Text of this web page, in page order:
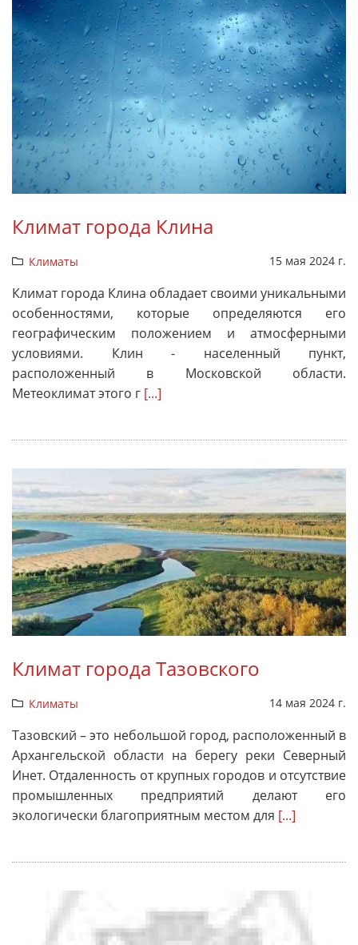
Климат города Клина
Климаты 15 мая 2024 г.
Климат города Клина обладает своими уникальными
особенностями, которые определяются его
географическим положением и атмосферными
условиями. Клин - населенный пункт,
расположенный в Московской области.
Метеоклимат этого г [...]
Климат города Тазовского
Климаты 14 мая 2024 г.
Тазовский – это небольшой город, расположенный в
Архангельской области на берегу реки Северный
Инет. Отдаленность от крупных городов и отсутствие
промышленных предприятий делают его
экологически благоприятным местом для [...]